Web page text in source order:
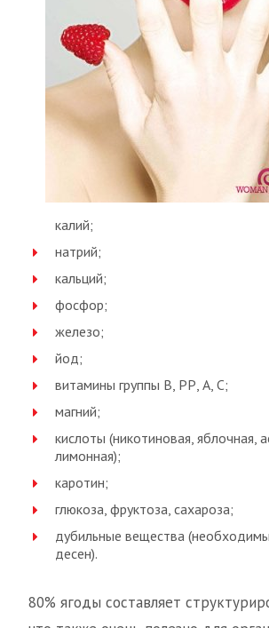
калий;
натрий;
кальций;
фосфор;
железо;
йод;
витамины группы В, РР, А, С;
магний;
кислоты (никотиновая, яблочная,
лимонная);
каротин;
глюкоза, фруктоза, сахароза;
дубильные вещества
десен).
80% ягоды составляет